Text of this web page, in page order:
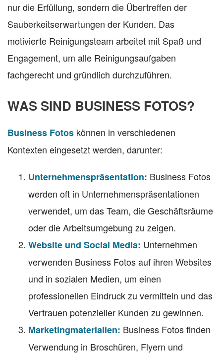
nur die Erfüllung, sondern die Übertreffen der
Sauberkeitserwartungen der Kunden. Das
motivierte Reinigungsteam arbeitet mit Spaß und
Engagement, um alle Reinigungsaufgaben
fachgerecht und gründlich durchzuführen.
WAS SIND BUSINESS FOTOS?
Business Fotos können in verschiedenen
Kontexten eingesetzt werden, darunter:
Unternehmenspräsentation: Business Fotos
werden oft in Unternehmenspräsentationen
verwendet, um das Team, die Geschäftsräume
oder die Arbeitsumgebung zu zeigen.
Website und Social Media: Unternehmen
verwenden Business Fotos auf ihren Websites
und in sozialen Medien, um einen
professionellen Eindruck zu vermitteln und das
Vertrauen potenzieller Kunden zu gewinnen.
Marketingmaterialien: Business Fotos finden
Verwendung in Broschüren, Flyern und